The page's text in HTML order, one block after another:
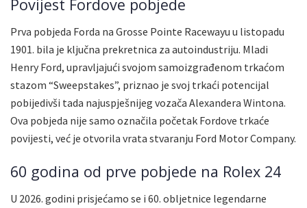
Povijest Fordove pobjede
Prva pobjeda Forda na Grosse Pointe Racewayu u listopadu
1901. bila je ključna prekretnica za autoindustriju. Mladi
Henry Ford, upravljajući svojom samoizgrađenom trkaćom
stazom “Sweepstakes”, priznao je svoj trkaći potencijal
pobijedivši tada najuspješnijeg vozača Alexandera Wintona.
Ova pobjeda nije samo označila početak Fordove trkaće
povijesti, već je otvorila vrata stvaranju Ford Motor Company.
60 godina od prve pobjede na Rolex 24
U 2026. godini prisjećamo se i 60. obljetnice legendarne